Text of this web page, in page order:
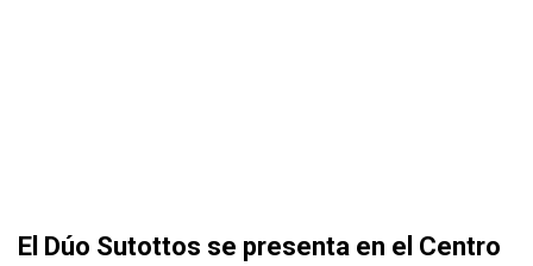
El Dúo Sutottos se presenta en el Centro